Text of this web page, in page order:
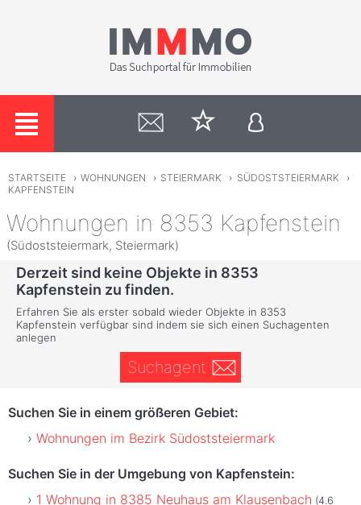
STARTSEITE › WOHNUNGEN › STEIERMARK › SÜDOSTSTEIERMARK
›
KAPFENSTEIN
Wohnungen in 8353 Kapfenstein
(Südoststeiermark, Steiermark)
Derzeit sind keine Objekte in 8353
Kapfenstein zu finden.
Erfahren Sie als erster sobald wieder Objekte in 8353
Kapfenstein verfügbar sind indem sie sich einen Suchagenten
anlegen
Suchagent
Suchen Sie in einem größeren Gebiet:
Wohnungen im Bezirk Südoststeiermark
Suchen Sie in der Umgebung von Kapfenstein:
1 Wohnung in 8385 Neuhaus am Klausenbach (4.6